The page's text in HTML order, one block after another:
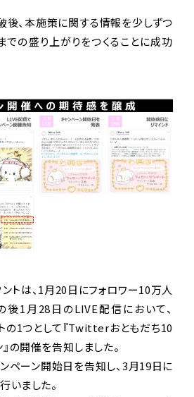
後、本施策に関する情報を少しずつ
の盛り上がりをつくることに成功
トは、1月20日にフォロワー10万人
後1月28日のLIVE配信において、
の1つとして『Twitterおともだち10
の開催を告知しました。
ペーン開始日を告知し、3月19日に
いました。